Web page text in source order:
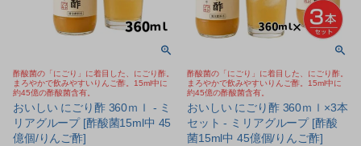
酢酸菌の「にごり」に着目した、にごり酢。
まろやかで飲みやすいりんご酢。15ml中に
約45億の酢酸菌含有。
おいしい にごり酢 360ｍｌ - ミ
リアグループ [酢酸菌15ml中 45
億個/りんご酢]
酢酸菌の「にごり」に着目した、にごり酢。
まろやかで飲みやすいりんご酢。15ml中に
約45億の酢酸菌含有。
おいしい にごり酢 360ｍｌ×3本
セット - ミリアグループ [酢酸
菌15ml中 45億個/りんご酢]